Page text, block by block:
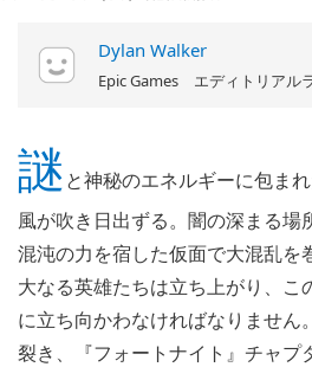
Dylan Walker
Epic Games エディトリアル
謎と神秘のエネルギーに包ま
風が吹き日出ずる。闇の深まる場
混沌の力を宿した仮面で大混乱を
大なる英雄たちは立ち上がり、こ
に立ち向かわなければなりません
裂き、『フォートナイト』チャプ